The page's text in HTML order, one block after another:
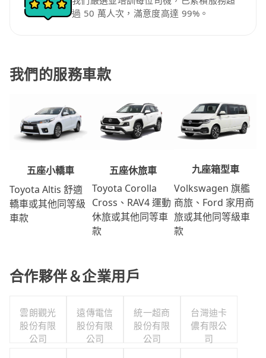
過 50 萬人次，滿意度高達 99%。
我們的服務車款
五座小轎車
Toyota Altis 舒適
轎車或其他同等級
車款
五座休旅車
Toyota Corolla
Cross、RAV4 運動
休旅或其他同等車
款
九座箱型車
Volkswagen 旗艦
商旅、Ford 家用商
旅或其他同等級車
款
合作夥伴＆企業用戶
雲朗觀光
股份有限
公司
遠傳電信
股份有限
公司
統一超商
股份有限
公司
台灣迪卡
儂有限公
司